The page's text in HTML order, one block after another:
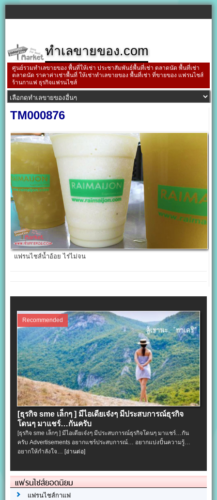
ทำเลขายของ.com
ศูนย์รวมทำเลขายของ พื้นที่ให้เช่า ประชาสัมพันธ์พื้นที่เช่า ตลาดนัด พื้นที่เช่า
ตลาดนัด ราคาค่าเช่าพื้นที่ ให้เช่าทำเลขายของ พื้นที่เช่า ที่ขายของ แฟรนไชส์
ร้านกาแฟ ธุรกิจแฟรนไชส์
TM000876
แฟรนไชส์น้ำอ้อย ไร่ไม่จน
Recommended
[ธุรกิจ sme เล็กๆ ] มีไอเดียเจ๋งๆ มีประสบการณ์ธุรกิจ
โดนๆ มาแชร์…กันครับ
[ธุรกิจ sme เล็กๆ ] มีไอเดียเจ๋งๆ มีประสบการณ์ธุรกิจโดนๆ มาแชร์…กัน
ครับ Advertisements อยากแชร์ประสบการณ์… อยากแบ่งปั้นความรู้…
อยากให้กำลังใจ… [อ่านต่อ]
แฟรนไชส์ยอดนิยม
แฟรนไชส์กาแฟ